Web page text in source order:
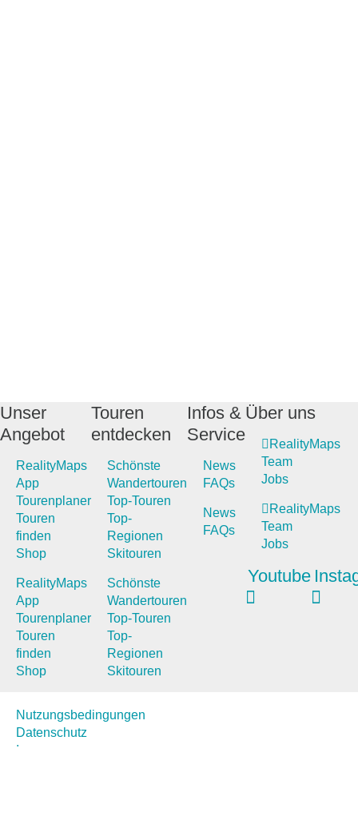
Unser
Angebot
RealityMaps
App
Tourenplaner
Touren
finden
Shop
RealityMaps
App
Tourenplaner
Touren
finden
Shop
Touren
entdecken
Schönste
Wandertouren
Top-Touren
Top-
Regionen
Skitouren
Schönste
Wandertouren
Top-Touren
Top-
Regionen
Skitouren
Infos &
Service
News
FAQs
News
FAQs
Über uns
RealityMaps
Team
Jobs
RealityMaps
Team
Jobs
Youtube
Nutzungsbedingungen
Datenschutz
Impressum